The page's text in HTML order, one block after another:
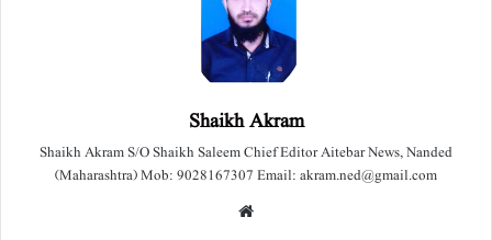
Shaikh Akram
Shaikh Akram S/O Shaikh Saleem Chief Editor Aitebar News, Nanded
(Maharashtra) Mob: 9028167307 Email: akram.ned@gmail.com